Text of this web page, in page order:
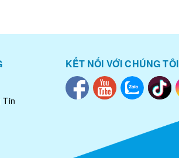
Tin
KẾT NỐI VỚI CHÚNG TÔI